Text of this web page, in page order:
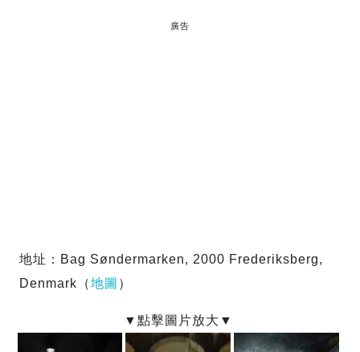
廣告
地址：Bag Søndermarken, 2000 Frederiksberg,
Denmark（地圖 ）